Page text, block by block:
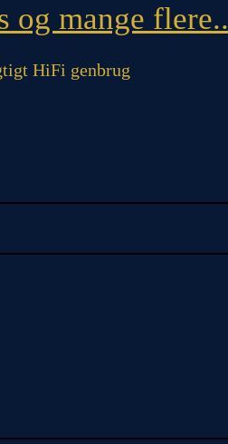
og mange flere..
HiFi genbrug